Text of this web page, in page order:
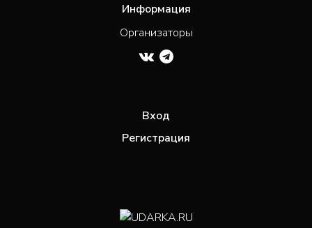
Информация
Организаторы
Вход
Регистрация